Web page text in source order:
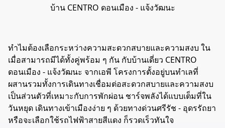
บ้าน CENTRO ดอนเมือง - แจ้งวัฒนะ
ทำไมต้องเลือกระหว่างความสะดวกสบายและความสงบ ใน
เมื่อสามารถมีได้ทั้งคู่พร้อม ๆ กัน กับบ้านเดี่ยว CENTRO
ดอนเมือง - แจ้งวัฒนะ จากเอพี โครงการตั้งอยู่บนทำเลที่
ผสานรวมทั้งการเดินทางเชื่อมต่อสะดวกสบายและความสงบ
เป็นส่วนตัวที่เหมาะกับการพักผ่อน ชาร์จพลังได้แบบเต็มที่ใน
วันหยุด เดินทางเข้าเมืองง่าย ๆ ด้วยทางด่วนศรีรัช - อุดรรัถยา
หรือจะเลือกใช้รถไฟฟ้าสายสีแดง ก็รวดเร็วทันใจ